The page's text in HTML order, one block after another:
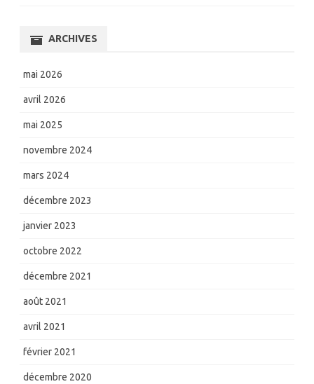
ARCHIVES
mai 2026
avril 2026
mai 2025
novembre 2024
mars 2024
décembre 2023
janvier 2023
octobre 2022
décembre 2021
août 2021
avril 2021
février 2021
décembre 2020